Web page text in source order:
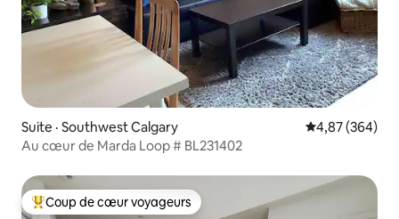
Suite · Southwest Calgary Note
4,87 (364)
Au cœur de Marda Loop # BL231402
Coup de cœur voyageurs parmi les plus aimés
Coup de cœur voyageurs